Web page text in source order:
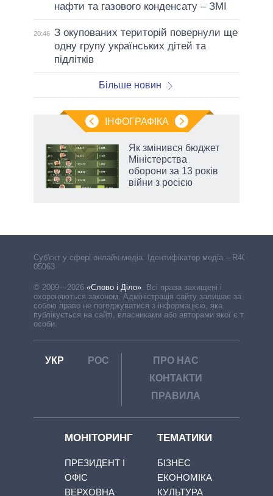
нафти та газового конденсату – ЗМІ
20:46 З окупованих територій повернули ще
одну групу українських дітей та
підлітків
Більше новин
ІНФОГРАФІКА
Як змінився бюджет
Міністерства
оборони за 13 років
війни з росією
Cуб'єкт у сфері онлайн-медіа. Ідентифікатор медіа – R40-
05063
© 2009—2026 «Слово і Діло». Всі права захищені і
охороняються законом. Адміністрація сайту залишає за
собою право не погоджуватися з інформацією, яка
публікується на сайті, власниками або авторами якої є треті
особи.
УКР РОС
ПРО НАС
КОНТАКТИ
ПРАВИЛА
МОНІТОРИНГ
ПРЕЗИДЕНТ І
ОФІС
ВЕРХОВНА
ТЕМАТИКИ
БІЗНЕС
ЕКОНОМІКА
КУЛЬТУРА